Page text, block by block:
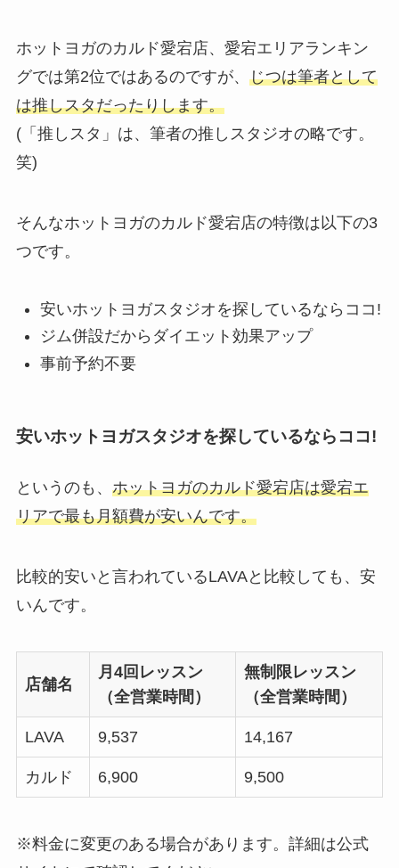
ホットヨガのカルド愛宕店、愛宕エリアランキン
グでは第2位ではあるのですが、 じつは筆者として
は推しスタだったりします。
(「推しスタ」は、筆者の推しスタジオの略です。
笑)
そんなホットヨガのカルド愛宕店の特徴は以下の3
つです。
安いホットヨガスタジオを探しているならココ!
ジム併設だからダイエット効果アップ
事前予約不要
安いホットヨガスタジオを探しているならココ!
というのも、 ホットヨガのカルド愛宕店は愛宕エ
リアで最も月額費が安いんです。
比較的安いと言われているLAVAと比較しても、安
いんです。
店舗名
月4回レッスン
（全営業時間）
無制限レッスン
（全営業時間）
LAVA 9,537 14,167
カルド 6,900 9,500
※料金に変更のある場合があります。詳細は公式